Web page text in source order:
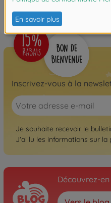
FAQ
Inscrivez-vous à la
Je souhaite recevoir le
J'ai lu les informations sur la
Découvrez-